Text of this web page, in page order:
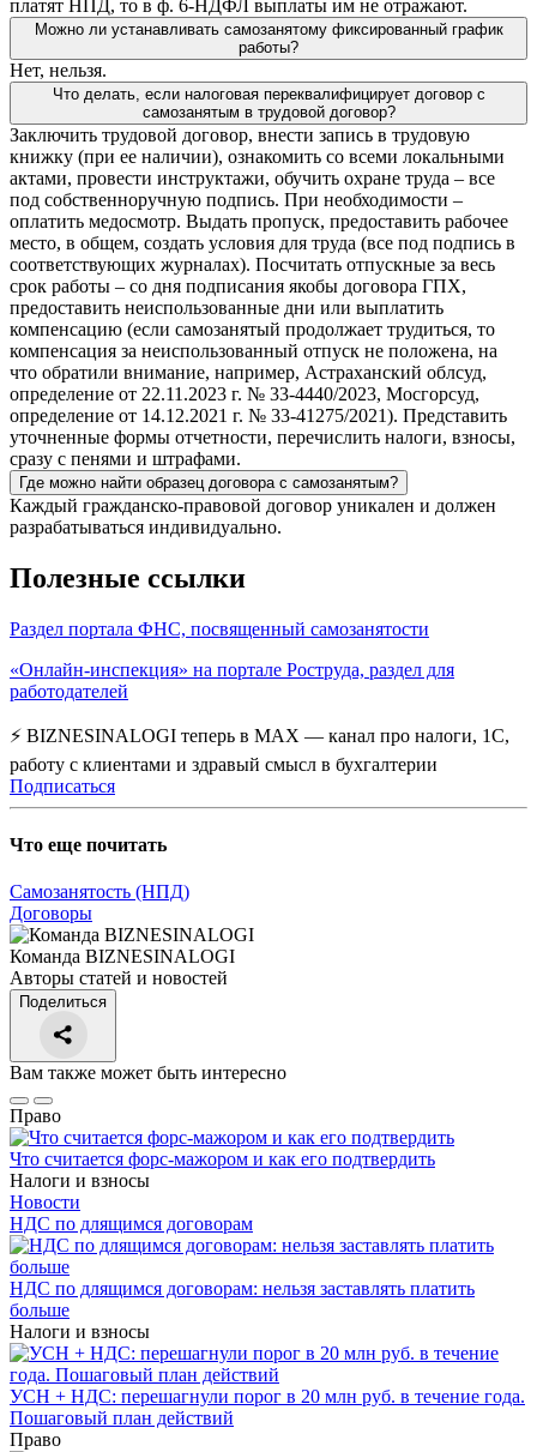
платят НПД, то в ф. 6-НДФЛ выплаты им не отражают.
Можно ли устанавливать самозанятому фиксированный график
работы?
Нет, нельзя.
Что делать, если налоговая переквалифицирует договор с
самозанятым в трудовой договор?
Заключить трудовой договор, внести запись в трудовую
книжку (при ее наличии), ознакомить со всеми локальными
актами, провести инструктажи, обучить охране труда – все
под собственноручную подпись. При необходимости –
оплатить медосмотр. Выдать пропуск, предоставить рабочее
место, в общем, создать условия для труда (все под подпись в
соответствующих журналах). Посчитать отпускные за весь
срок работы – со дня подписания якобы договора ГПХ,
предоставить неиспользованные дни или выплатить
компенсацию (если самозанятый продолжает трудиться, то
компенсация за неиспользованный отпуск не положена, на
что обратили внимание, например, Астраханский облсуд,
определение от 22.11.2023 г. № 33-4440/2023, Мосгорсуд,
определение от 14.12.2021 г. № 33-41275/2021). Представить
уточненные формы отчетности, перечислить налоги, взносы,
сразу с пенями и штрафами.
Где можно найти образец договора с самозанятым?
Каждый гражданско-правовой договор уникален и должен
разрабатываться индивидуально.
Полезные ссылки
Раздел портала ФНС, посвященный самозанятости
«Онлайн-инспекция» на портале Роструда, раздел для
работодателей
⚡ BIZNESINALOGI теперь в MAX — канал про налоги, 1С,
работу с клиентами и здравый смысл в бухгалтерии
Подписаться
Что еще почитать
Самозанятость (НПД)
Договоры
Команда BIZNESINALOGI
Авторы статей и новостей
Поделиться
Вам также может быть интересно
Право
Что считается форс-мажором и как его подтвердить
Налоги и взносы
Новости
НДС по длящимся договорам
НДС по длящимся договорам: нельзя заставлять платить
больше
Налоги и взносы
УСН + НДС: перешагнули порог в 20 млн руб. в течение года.
Пошаговый план действий
Право